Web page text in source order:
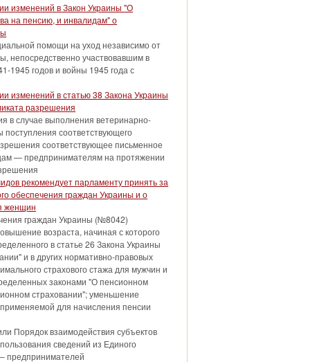
изменений в Закон Украины "О
на пенсию, и инвалидам" о
помощи на уход независимо от
непосредственно участвовавшим в
1945 годов и войны 1945 года с
изменений в статью 38 Закона Украины
разрешения
в случае выполнения ветеринарно-
соответствующего
соответствующее письменное
— предпринимателям на протяжении
рекомендует парламенту принять за
обеспечения граждан Украины и о
женщин
граждан Украины (№8042)
возраста, начиная с которого
в статье 26 Закона Украины
и в других нормативно-правовых
страхового стажа для мужчин и
законами "О пенсионном
страховании"; уменьшение
для начисления пенсии
Порядок взаимодействия субъектов
сведений из Единого
предпринимателей